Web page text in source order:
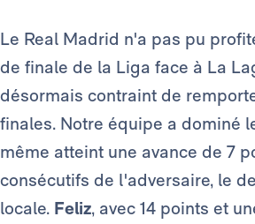
Le Real Madrid n'a pas pu
de finale de la Liga face à La
désormais contraint de
finales. Notre équipe a dominé
même atteint une avance de 7
consécutifs de l'adversaire, le
locale. Feliz, avec 14 points et